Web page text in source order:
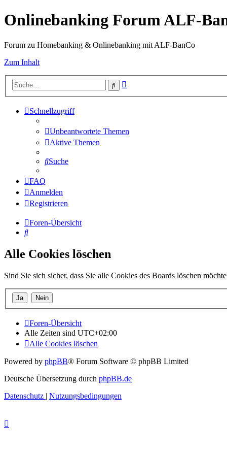
Onlinebanking Forum ALF-
Forum zu Homebanking & Onlinebanking mit ALF-BanCo
Zum Inhalt
Suche
Schnellzugriff
Unbeantwortete Themen
Aktive Themen
Suche
FAQ
Anmelden
Registrieren
Foren-Übersicht
Suche
Alle Cookies löschen
Sind Sie sich sicher, dass Sie alle Cookies des Boards löschen
Foren-Übersicht
Alle Zeiten sind UTC+02:00
Alle Cookies löschen
Powered by phpBB® Forum Software © phpBB Limited
Deutsche Übersetzung durch phpBB.de
Datenschutz | Nutzungsbedingungen